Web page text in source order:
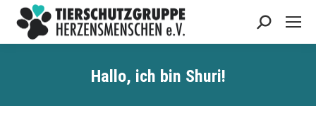
Search:
Hallo, ich bin Shuri!